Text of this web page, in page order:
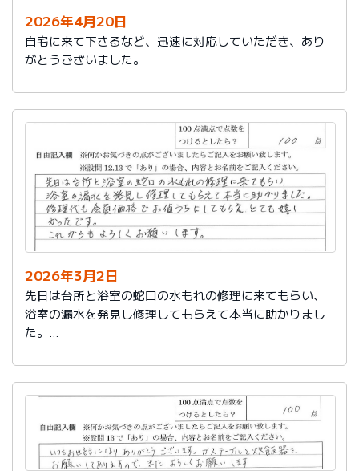
2026年4月20日
自宅に来て下さるなど、迅速に対応していただき、あり
がとうございました。
2026年3月2日
先日は台所と浴室の蛇口の水もれの修理に来てもらい、
浴室の漏水を発見し修理してもらえて本当に助かりまし
た。
かったです。
これからもよろしくお願いします。